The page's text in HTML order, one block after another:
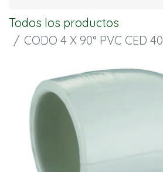
Todos los productos
CODO 4 X 90° PVC CED